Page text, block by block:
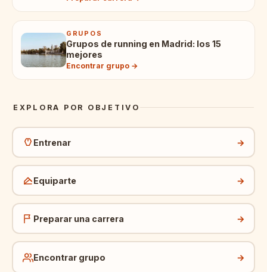
GRUPOS
Grupos de running en Madrid: los 15
mejores
Encontrar grupo →
EXPLORA POR OBJETIVO
Entrenar →
Equiparte →
Preparar una carrera →
Encontrar grupo →